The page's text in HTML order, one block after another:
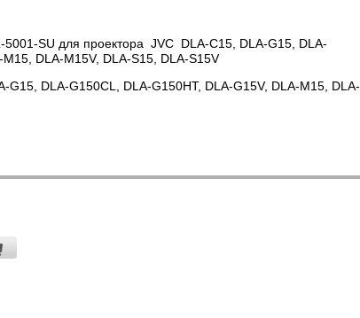
SU для проектора JVC DLA-C15, DLA-G15, DLA-
DLA-M15V, DLA-S15, DLA-S15V
DLA-G150CL, DLA-G150HT, DLA-G15V, DLA-M15, DLA-